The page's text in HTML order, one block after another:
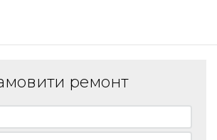
ремонт